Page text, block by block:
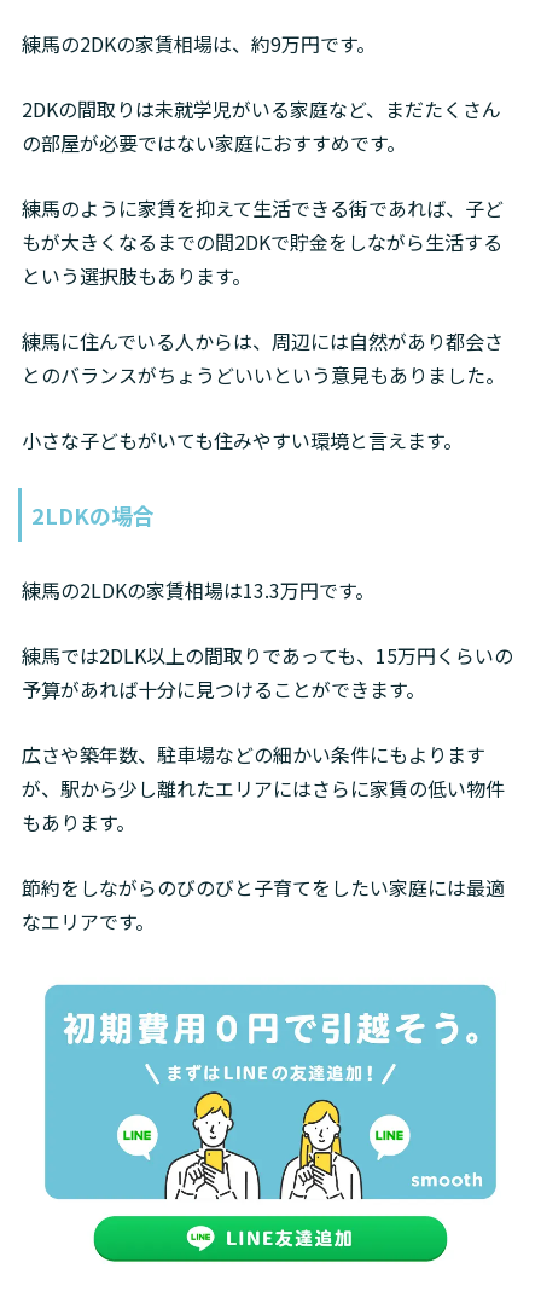
練馬の2DKの家賃相場は、約9万円です。
2DKの間取りは未就学児がいる家庭など、まだたくさん
の部屋が必要ではない家庭におすすめです。
練馬のように家賃を抑えて生活できる街であれば、子ど
もが大きくなるまでの間2DKで貯金をしながら生活する
という選択肢もあります。
練馬に住んでいる人からは、周辺には自然があり都会さ
とのバランスがちょうどいいという意見もありました。
小さな子どもがいても住みやすい環境と言えます。
2LDKの場合
練馬の2LDKの家賃相場は13.3万円です。
練馬では2DLK以上の間取りであっても、15万円くらいの
予算があれば十分に見つけることができます。
広さや築年数、駐車場などの細かい条件にもよります
が、駅から少し離れたエリアにはさらに家賃の低い物件
もあります。
節約をしながらのびのびと子育てをしたい家庭には最適
なエリアです。